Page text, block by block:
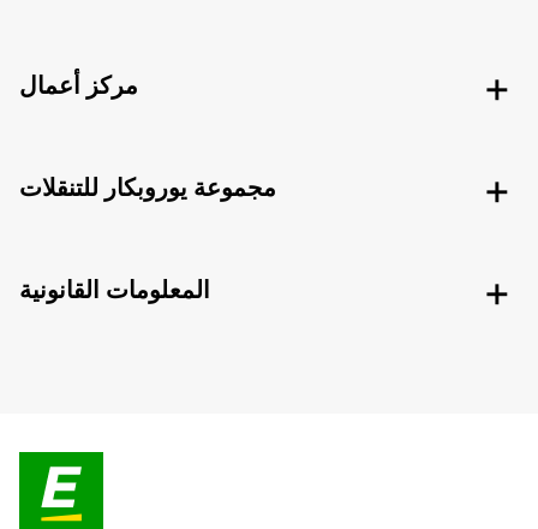
مركز أعمال
مجموعة يوروبكار للتنقلات
المعلومات القانونية